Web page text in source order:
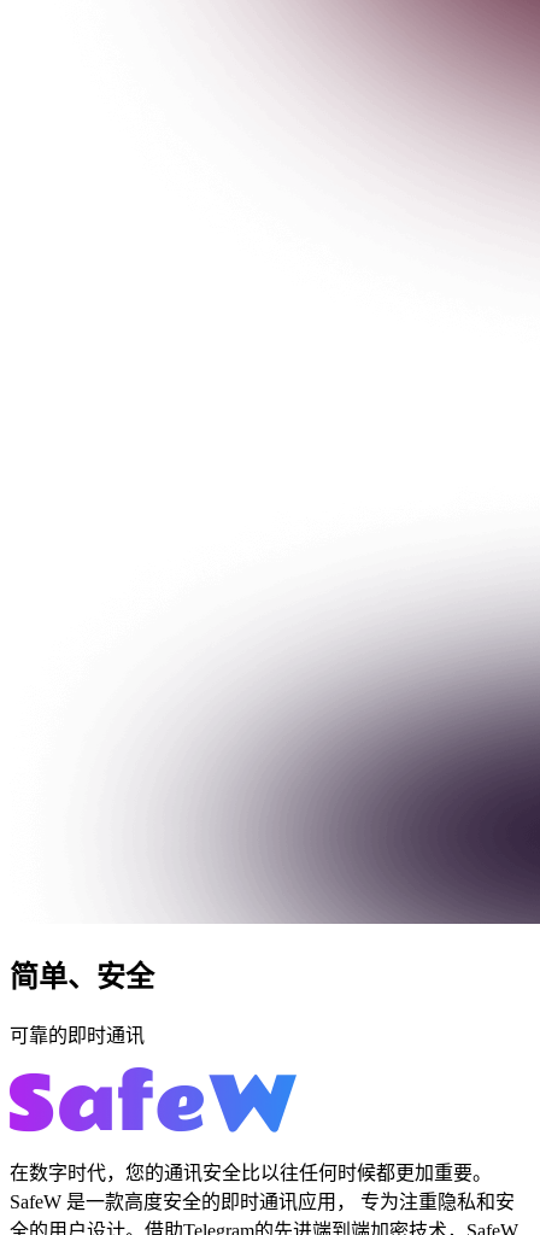
简单、安全
可靠的即时通讯
在数字时代，您的通讯安全比以往任何时候都更加重要。
SafeW 是一款高度安全的即时通讯应用， 专为注重隐私和安
全的用户设计。借助Telegram的先进端到端加密技术，SafeW